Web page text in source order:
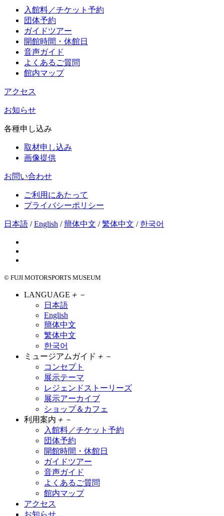
入館料／チケット予約
団体予約
ガイドツアー
開館時間・休館日
音声ガイド
よくあるご質問
館内マップ
アクセス
お知らせ
各種申し込み
取材申し込み
画像提供
お問い合わせ
ご利用にあたって
プライバシーポリシー
日本語 /English /簡体中文 /繁体中文 / 한국어
© FUJI MOTORSPORTS MUSEUM
LANGUAGE ＋ －
日本語
English
簡体中文
繁体中文
한국어
ミュージアムガイド ＋ －
コンセプト
展示テーマ
レジェンドストーリーズ
展示アーカイブ
ショップ＆カフェ
利用案内 ＋ －
入館料／チケット予約
団体予約
開館時間・休館日
ガイドツアー
音声ガイド
よくあるご質問
館内マップ
アクセス